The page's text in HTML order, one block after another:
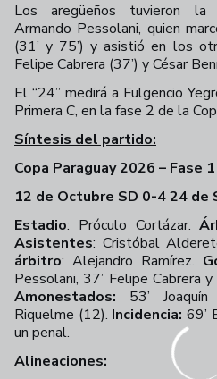
Los aregüeños tuvieron la
Armando Pessolani, quien
(31’ y 75’) y asistió en los
Felipe Cabrera (37’) y César
El “24” medirá a Fulgencio
Primera C, en la fase 2 de la
Síntesis del partido:
Copa Paraguay 2026 – Fase
12 de Octubre SD 0-4 24 de
Estadio: Próculo Cortázar.
Asistentes: Cristóbal
árbitro: Alejandro Ramírez.
Pessolani, 37’ Felipe Cabrera
Amonestados: 53’
Riquelme (12). Incidencia: 69’
un penal.
Alineaciones: